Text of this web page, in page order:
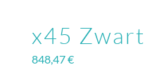
x45
848,47€